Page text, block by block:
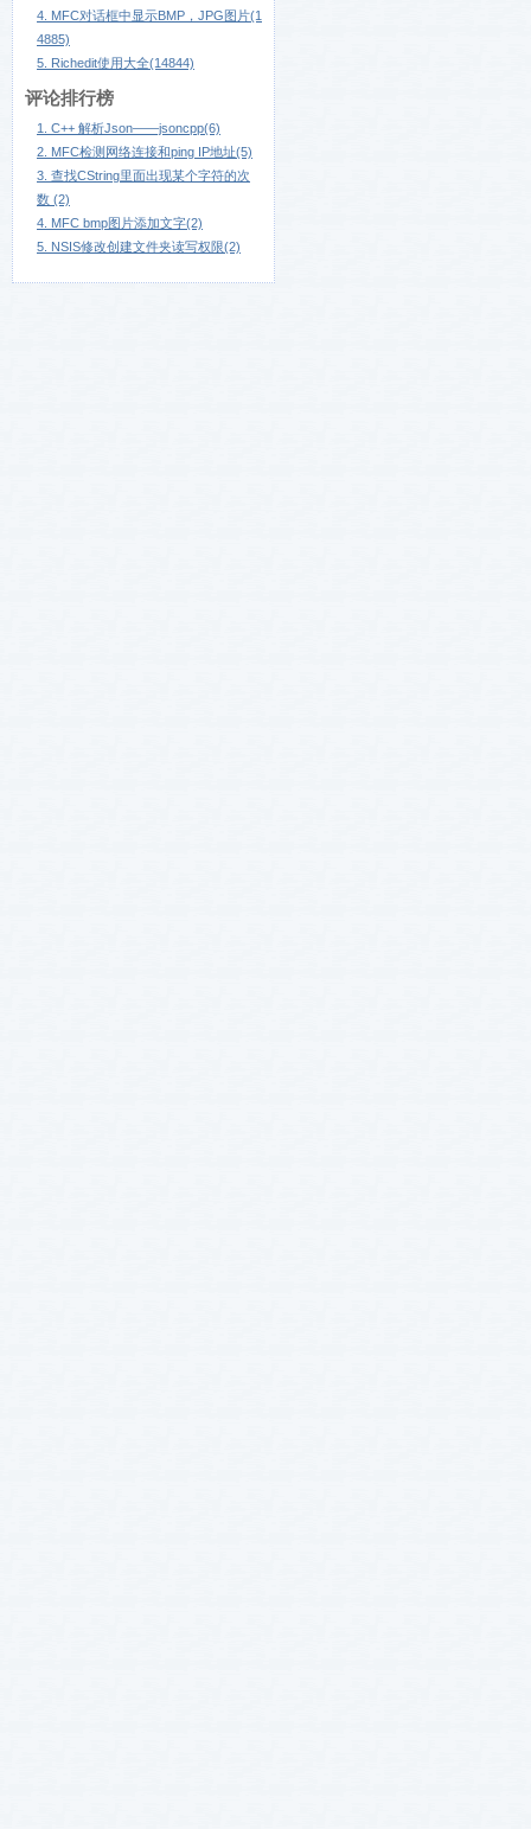
4. MFC对话框中显示BMP，JPG图片(1
4885)
5. Richedit使用大全(14844)
评论排行榜
1. C++ 解析Json——jsoncpp(6)
2. MFC检测网络连接和ping IP地址(5)
3. 查找CString里面出现某个字符的次
数 (2)
4. MFC bmp图片添加文字(2)
5. NSIS修改创建文件夹读写权限(2)